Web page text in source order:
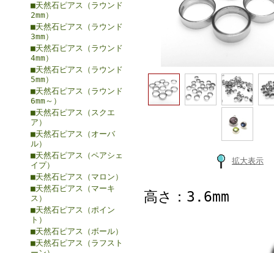
■天然石ピアス（ラウンド
2mm）
■天然石ピアス（ラウンド
3mm）
■天然石ピアス（ラウンド
4mm）
■天然石ピアス（ラウンド
5mm）
■天然石ピアス（ラウンド
6mm～）
■天然石ピアス（スクエ
ア）
■天然石ピアス（オーバ
ル）
■天然石ピアス（ペアシェ
イプ）
■天然石ピアス（マロン）
■天然石ピアス（マーキ
ス）
■天然石ピアス（ポイン
ト）
■天然石ピアス（ボール）
■天然石ピアス（ラフスト
拡大表示
高さ：3.6mm